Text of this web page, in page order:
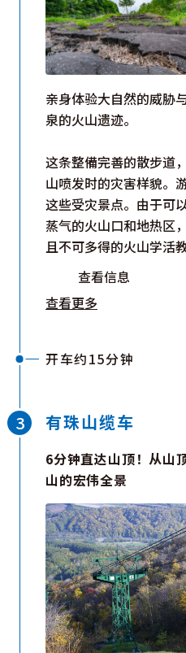
亲身体验大自然的威胁
泉的火山遗迹。
这条整備完善的散步道
山喷发时的灾害样貌。
这些受灾景点。由于可
蒸气的火山口和地热区
且不可多得的火山学活教
查看信息
查看更多
开车约15分钟
有珠山缆车
6分钟直达山顶！从山
山的宏伟全景